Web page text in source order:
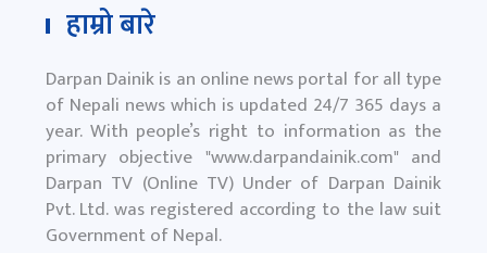
हाम्रो बारे
Darpan Dainik is an online news portal for all type
of Nepali news which is updated 24/7 365 days a
year. With people’s right to information as the
primary objective "www.darpandainik.com" and
Darpan TV (Online TV) Under of Darpan Dainik
Pvt. Ltd. was registered according to the law suit
Government of Nepal.